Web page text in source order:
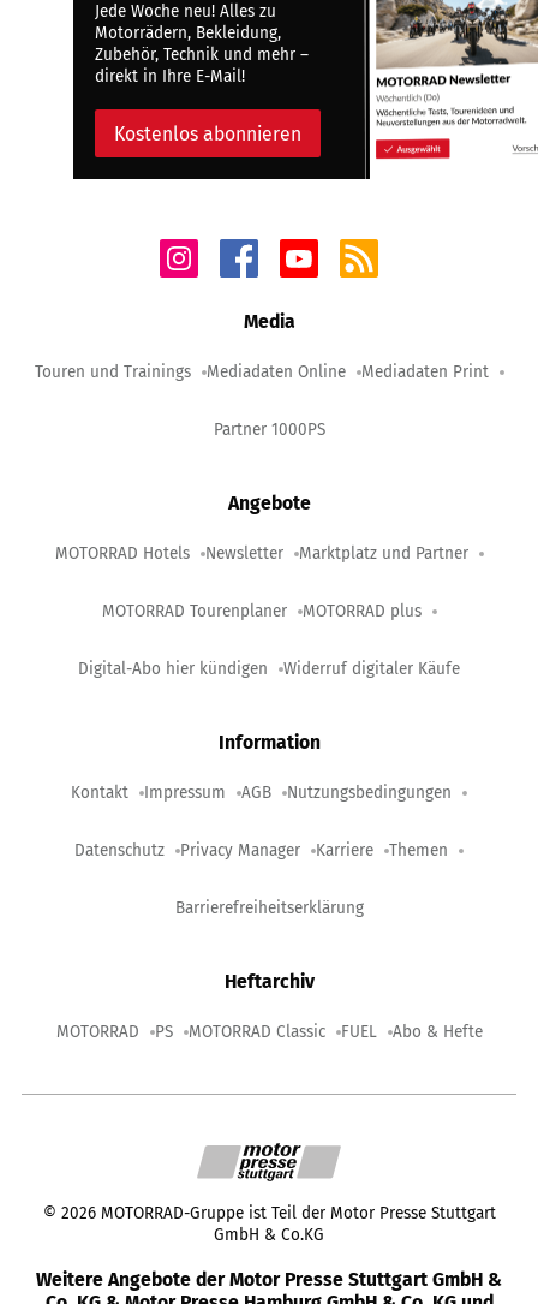
Jede Woche neu! Alles zu
Motorrädern, Bekleidung,
Zubehör, Technik und mehr –
direkt in Ihre E-Mail!
Kostenlos abonnieren
Media
Touren und Trainings Mediadaten Online Mediadaten Print
Partner 1000PS
Angebote
MOTORRAD Hotels Newsletter Marktplatz und Partner
MOTORRAD Tourenplaner MOTORRAD plus
Digital-Abo hier kündigen Widerruf digitaler Käufe
Information
Kontakt Impressum AGB Nutzungsbedingungen
Datenschutz Privacy Manager Karriere Themen
Barrierefreiheitserklärung
Heftarchiv
MOTORRAD PS MOTORRAD Classic FUEL Abo & Hefte
© 2026 MOTORRAD-Gruppe ist Teil der Motor Presse Stuttgart
GmbH & Co.KG
Weitere Angebote der Motor Presse Stuttgart GmbH &